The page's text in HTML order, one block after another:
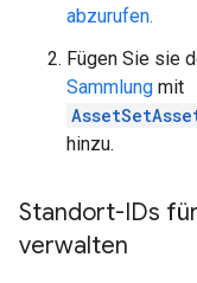
abzurufen.
Fügen Sie sie
Sammlung mit
hinzu.
Standort-IDs
verwalten